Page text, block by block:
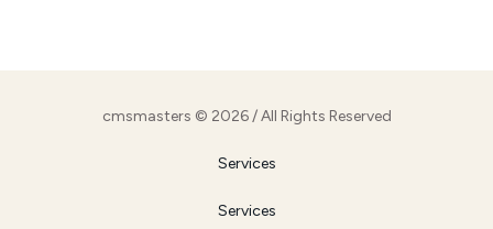
cmsmasters © 2026 / All Rights Reserved
Services
Services